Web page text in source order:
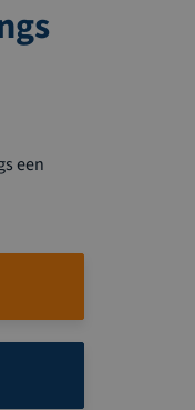
een